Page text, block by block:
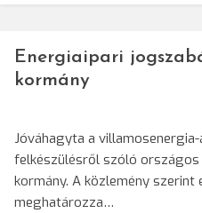
Energiaipari
kormány
Jóváhagyta a
felkészülésről szóló
kormány. A közlemény szerint
meghatározza…